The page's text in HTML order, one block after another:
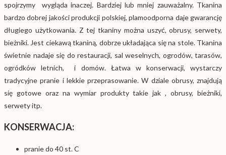
spojrzymy wygląda inaczej. Bardziej lub mniej zauważalny. Tkanina
bardzo dobrej jakości produkcji polskiej, plamoodporna daje gwarancję
długiego użytkowania. Z tej tkaniny można uszyć, obrusy, serwety,
bieżniki. Jest ciekawą tkaniną, dobrze układająca się na stole. Tkanina
świetnie nadaje się do restauracji, sal weselnych, ogrodów, tarasów,
ogródków letnich, i domów. Łatwa w konserwacji, wystarczy
tradycyjne pranie i lekkie przeprasowanie. W dziale obrusy, znajdują
się gotowe oraz na wymiar produkty takie jak , obrusy, bieżniki,
serwety itp.
KONSERWACJA:
pranie do 40 st. C